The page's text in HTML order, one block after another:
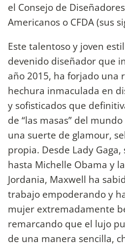
el Consejo de
Americanos o CFDA (sus
Este talentoso y joven
devenido diseñador que
año 2015, ha forjado una
hechura inmaculada en
y sofisticados que
de “las masas” del
una suerte de glamour,
propia. Desde Lady
hasta Michelle Obama y
Jordania, Maxwell ha
trabajo empoderando y
mujer extremadamente
remarcando que el lujo
de una manera sencilla,